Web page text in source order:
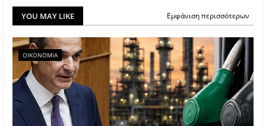
YOU MAY LIKE Εμφάνιση περισσότερων
ΟΙΚΟΝΟΜΙΑ